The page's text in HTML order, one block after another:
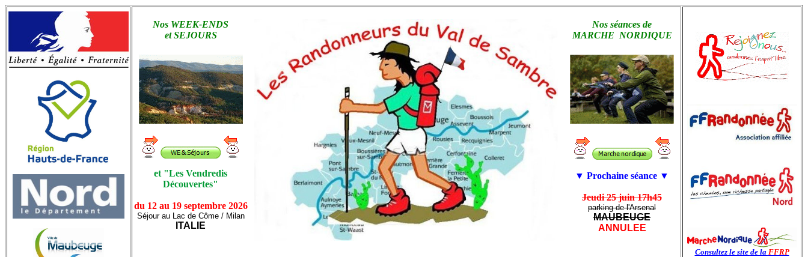
Nos WEEK-ENDS
et SEJOURS
Nos séances de
MARCHE NORDIQUE
et "Les Vendredis
Découvertes"
du 12 au 19 septembre 2026
Séjour au Lac de Côme / Milan
ITALIE
▼ Prochaine séance ▼
Jeudi 25 juin 17h45
parking de l'Arsenal
MAUBEUGE
ANNULEE
Consultez le site de la FFRP